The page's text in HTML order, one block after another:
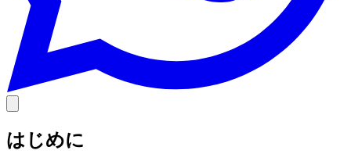
はじめに